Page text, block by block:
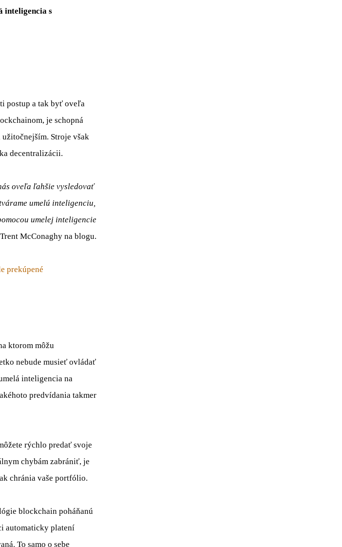
inteligencia s
postup a tak byť oveľa
je schopná
Stroje však
decentralizácii.
oveľa ľahšie vysledovať
umelú inteligenciu,
umelej inteligencie
McConaghy na blogu.
prekúpené
ktorom môžu
nebude musieť ovládať
inteligencia na
predvídania takmer
rýchlo predať svoje
chybám zabrániť, je
chránia vaše portfólio.
blockchain poháňanú
automaticky platení
To samo o sebe